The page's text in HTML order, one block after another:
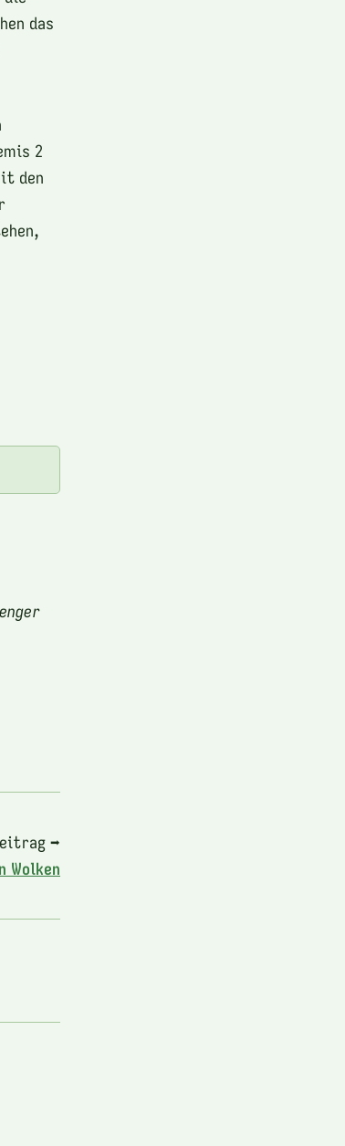
das
2
den
➡
Wolken